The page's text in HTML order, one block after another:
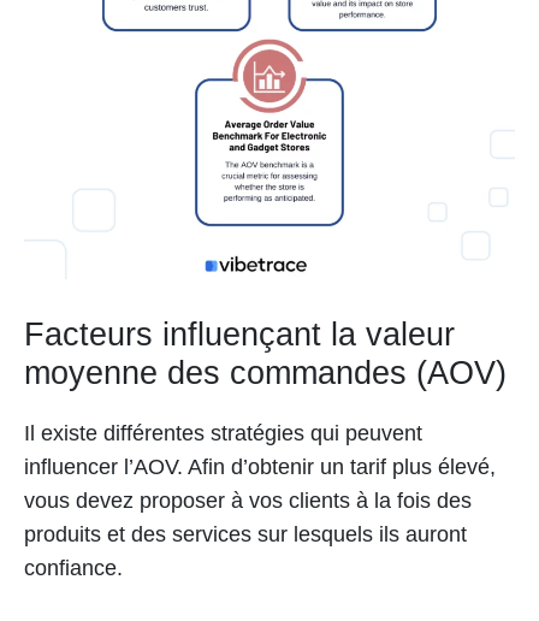
Facteurs influençant la valeur
moyenne des commandes (AOV)
Il existe différentes stratégies qui peuvent
influencer l’AOV. Afin d’obtenir un tarif plus élevé,
vous devez proposer à vos clients à la fois des
produits et des services sur lesquels ils auront
confiance.